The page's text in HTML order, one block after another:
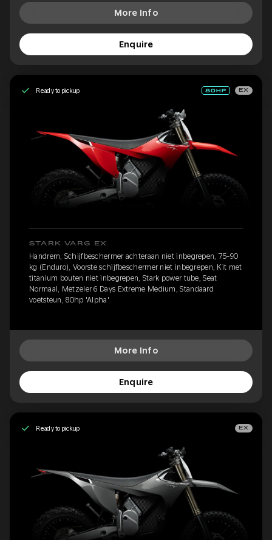
More Info
Enquire
Ready to pickup EX
STARK VARG EX
Handrem, Schijfbeschermer achteraan niet inbegrepen, 75-90
kg (Enduro), Voorste schijfbeschermer niet inbegrepen, Kit met
titanium bouten niet inbegrepen, Stark power tube, Seat
Normaal, Metzeler 6 Days Extreme Medium, Standaard
voetsteun, 80hp 'Alpha'
More Info
Enquire
Ready to pickup EX